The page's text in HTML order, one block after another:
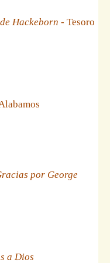
Hackeborn - Tesoro
por George
a Dios